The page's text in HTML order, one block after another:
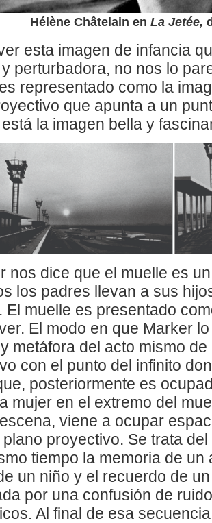
Hélène Châtelain en La Jetée,
esta imagen de infancia
perturbadora, no nos lo
representado como la
que apunta a un
la imagen bella y
nos dice que el muelle es
los padres llevan a sus
El muelle es presentado
El modo en que Marker
metáfora del acto mismo
con el punto del infinito
posteriormente es
mujer en el extremo del
viene a ocupar
proyectivo. Se trata
tiempo la memoria de
un niño y el recuerdo de
por una confusión de
Al final de esa